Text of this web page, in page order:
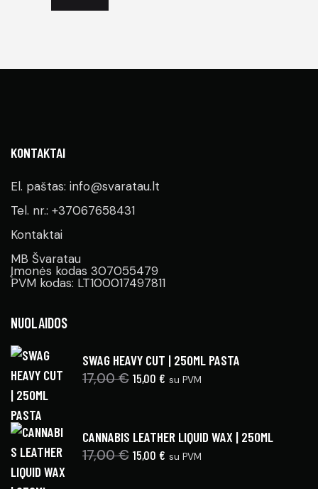
KONTAKTAI
El. paštas: info@svaratau.lt
Tel. nr.: +37067658431
Kontaktai
MB Švaratau
Įmonės kodas 307055479
PVM kodas: LT100017497811
NUOLAIDOS
SWAG HEAVY CUT | 250ML PASTA
17,00€ 15,00 € su PVM
CANNABIS LEATHER LIQUID WAX | 250ML
17,00€ 15,00 € su PVM